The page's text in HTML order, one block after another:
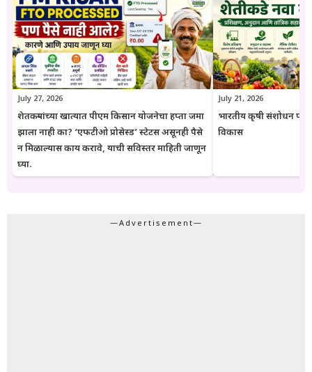
येतात. या संकेतस्थळावरील माहिती ही केवळ जनजागृती आणि मार्गदर्शनाच्या
उद्देशाने प्रकाशित केली जाते. कोणत्याही सरकारी योजनेसाठी अर्ज करण्यापूर्वी
संबंधित विभागाच्या अधिकृत संकेतस्थळावरील माहिती, नियम आणि अटींची
पडताळणी करण्याचा सल्ला दिला जातो.
July 27, 2026
शेतकऱ्यांच्या खात्यात पीएम किसान योजनेचा हप्ता जमा
झाला नाही का? ‘एफटीओ प्रोसेस्ड’ स्टेटस असूनही पैसे
न मिळाल्यास काय करावे, याची सविस्तर माहिती जाणून
घ्या.
July 21, 2026
भारतीय कृषी संशोधन
विकास
—Advertisement—